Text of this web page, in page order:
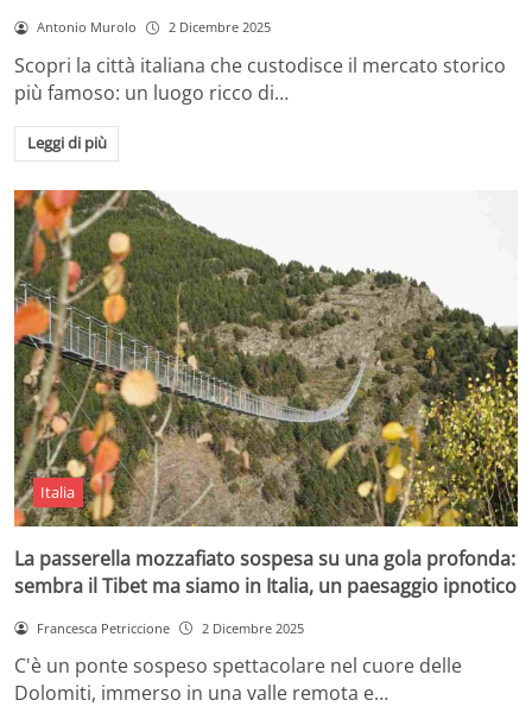
Antonio Murolo 2 Dicembre 2025
Scopri la città italiana che custodisce il mercato storico
più famoso: un luogo ricco di…
Leggi di più
Italia
La passerella mozzafiato sospesa su una gola profonda:
sembra il Tibet ma siamo in Italia, un paesaggio ipnotico
Francesca Petriccione 2 Dicembre 2025
C'è un ponte sospeso spettacolare nel cuore delle
Dolomiti, immerso in una valle remota e…